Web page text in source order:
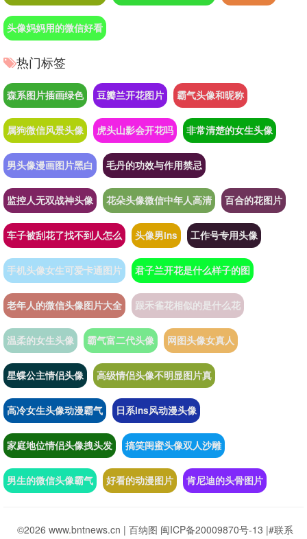
头像妈妈用的微信好看
热门标签
森系图片插画绿色 豆瓣兰开花图片 霸气头像和昵称
属狗微信风景头像 虎头山影会开花吗 非常清楚的女生头像
男头像漫画图片黑白 毛丹的功效与作用禁忌
监控人无双战神头像 花朵头像微信中年人高清 百合的花图片
车子被刮花了找不到人怎么 头像男ins 工作号专用头像
手机头像女生可爱卡通图片 君子兰开花是什么样子的图
老年人的微信头像图片大全 跟禾雀花相似的是什么花
温柔的女生头像 霸气富二代头像 网图头像女真人
星蝶公主情侣头像 高级情侣头像不明显图片真
高冷女生头像动漫霸气 日系ins风动漫头像
家庭地位情侣头像拽头发 搞笑闺蜜头像双人沙雕
男生的微信头像霸气 好看的动漫图片 肯尼迪的头骨图片
©2026 www.bntnews.cn | 百纳图 闽ICP备20009870号-13 |#联系